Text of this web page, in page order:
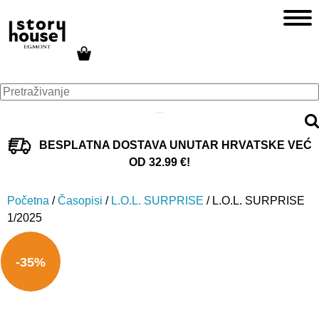
BESPLATNA DOSTAVA UNUTAR HRVATSKE VEĆ
OD 32.99 €!
Početna /Časopisi / L.O.L. SURPRISE / L.O.L. SURPRISE
1/2025
-35%